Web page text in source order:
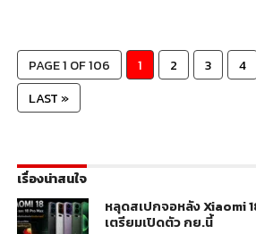
PAGE 1 OF 106 1 2 3 4
LAST »
เรื่องน่าสนใจ
หลุดสเปกจอหลัง Xiaomi
เตรียมเปิดตัว กย.นี้